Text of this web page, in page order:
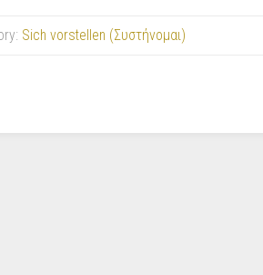
Sich vorstellen (Συστήνομαι)